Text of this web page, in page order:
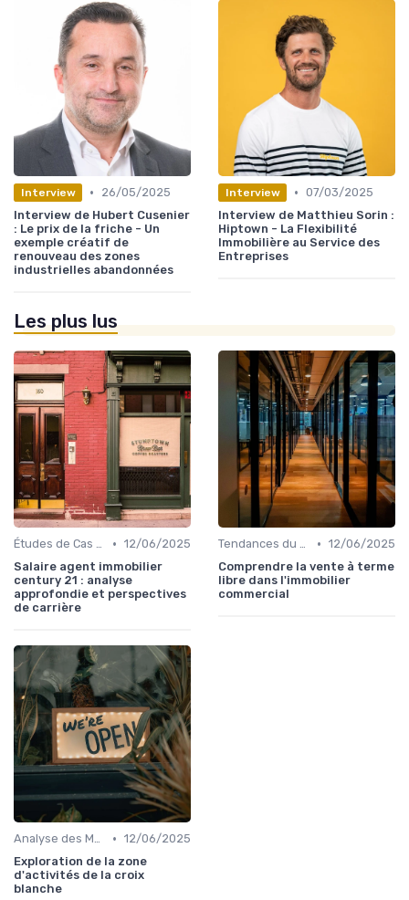
Interview •
26/05/2025
Interview de Hubert Cusenier
: Le prix de la friche - Un
exemple créatif de
renouveau des zones
industrielles abandonnées
Interview • 07/03/2025
Interview de Matthieu Sorin :
Hiptown - La Flexibilité
Immobilière au Service des
Entreprises
Les plus lus
Études de Cas et Exemples de Réussite • 12/06/2025
Salaire agent immobilier
century 21 : analyse
approfondie et perspectives
de carrière
Tendances du Marché Immobilier Commercial • 12/06/2025
Comprendre la vente à terme
libre dans l'immobilier
commercial
Analyse des Marchés Locaux et Globaux • 12/06/2025
Exploration de la zone
d'activités de la croix
blanche